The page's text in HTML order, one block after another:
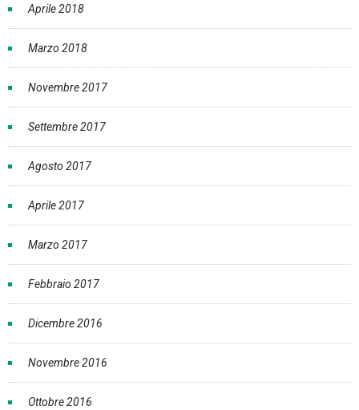
Aprile 2018
Marzo 2018
Novembre 2017
Settembre 2017
Agosto 2017
Aprile 2017
Marzo 2017
Febbraio 2017
Dicembre 2016
Novembre 2016
Ottobre 2016